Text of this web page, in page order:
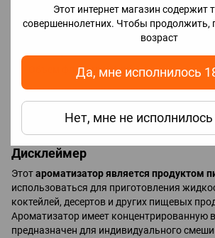
Этот интернет магазин содержит
совершеннолетних. Чтобы продолжить,
возраст
Да, мне исполнилось
Нет, мне не исполнилось
✔️ подходит для ежедневного
Объем флакона: 30 ml
Тип продукта: ароматизатор
Дисклеймер
Этотароматизатор является продуктом
использоваться для приготовления
коктейлей, десертов и других пищевых
Ароматизатор имеет концентрированную
предназначен для индивидуального